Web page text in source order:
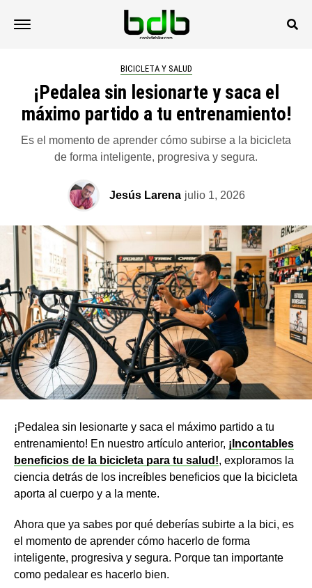
BICICLETA Y SALUD
¡Pedalea sin lesionarte y saca el
máximo partido a tu entrenamiento!
Es el momento de aprender cómo subirse a la bicicleta
de forma inteligente, progresiva y segura.
Jesús Larena julio 1, 2026
¡Pedalea sin lesionarte y saca el máximo partido a tu
entrenamiento! En nuestro artículo anterior, ¡Incontables
beneficios de la bicicleta para tu salud!, exploramos la
ciencia detrás de los increíbles beneficios que la bicicleta
aporta al cuerpo y a la mente.
Ahora que ya sabes por qué deberías subirte a la bici, es
el momento de aprender cómo hacerlo de forma
inteligente, progresiva y segura. Porque tan importante
como pedalear es hacerlo bien.